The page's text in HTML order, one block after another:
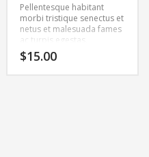
Pellentesque habitant
morbi tristique senectus et
netus et malesuada fames
ac turpis egestas.
Vestibulum tortor quam,
feugiat vitae, ultricies eget,
$15.00